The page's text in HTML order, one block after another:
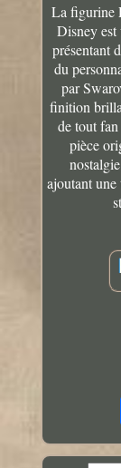
La figurine
Disney est
présentant
du
par
finition
de tout
pièce
ajoutant une